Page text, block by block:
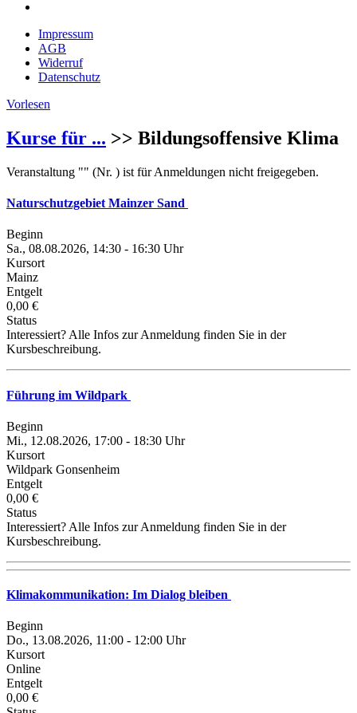
Impressum
AGB
Widerruf
Datenschutz
Vorlesen
Kurse für ... >> Bildungsoffensive Klima
Veranstaltung "" (Nr. ) ist für Anmeldungen nicht freigegeben.
Naturschutzgebiet Mainzer Sand
Beginn
Sa., 08.08.2026, 14:30 - 16:30 Uhr
Kursort
Mainz
Entgelt
0,00 €
Status
Interessiert? Alle Infos zur Anmeldung finden Sie in der
Kursbeschreibung.
Führung im Wildpark
Beginn
Mi., 12.08.2026, 17:00 - 18:30 Uhr
Kursort
Wildpark Gonsenheim
Entgelt
0,00 €
Status
Interessiert? Alle Infos zur Anmeldung finden Sie in der
Kursbeschreibung.
Klimakommunikation: Im Dialog bleiben
Beginn
Do., 13.08.2026, 11:00 - 12:00 Uhr
Kursort
Online
Entgelt
0,00 €